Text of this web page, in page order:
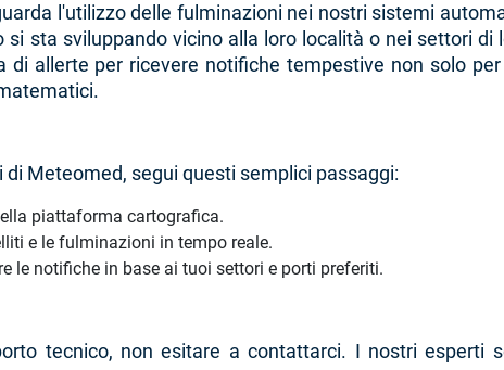
l'utilizzo delle fulminazioni nei nostri sistemi
sta sviluppando vicino alla loro località o nei settori
allerte per ricevere notifiche tempestive non solo
Meteomed, segui questi semplici passaggi:
piattaforma cartografica.
e le fulminazioni in tempo reale.
le notifiche in base ai tuoi settori e porti preferiti.
tecnico, non esitare a contattarci. I nostri esperti